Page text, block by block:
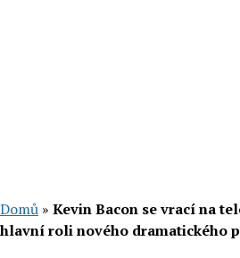
Domů » Kevin Bacon se vrací na
hlavní roli nového dramatického